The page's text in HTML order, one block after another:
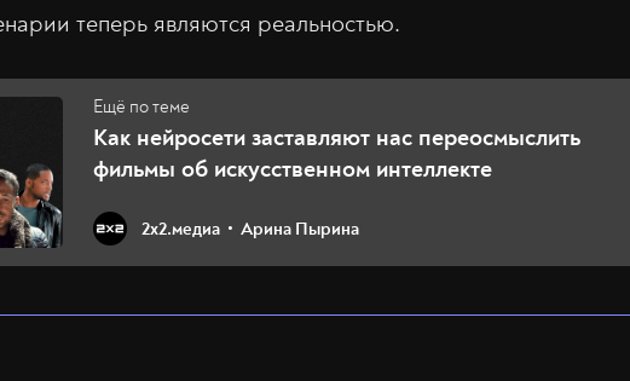
теперь являются реальностью.
Как нейросети заставляют нас переосмыслить
фильмы об искусственном интеллекте
2х2.медиа Арина Пырина